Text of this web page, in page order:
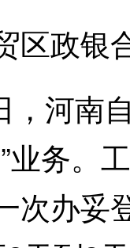
政银
河南自
业务。
次办妥